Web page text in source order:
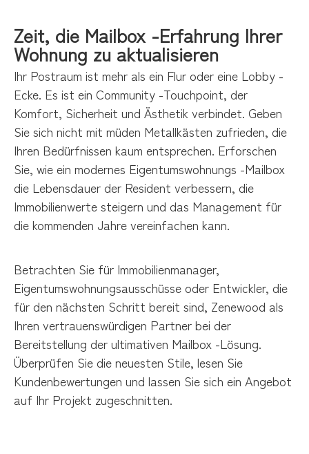
Zeit, die Mailbox -Erfahrung Ihrer
Wohnung zu aktualisieren
Ihr Postraum ist mehr als ein Flur oder eine Lobby -
Ecke. Es ist ein Community -Touchpoint, der
Komfort, Sicherheit und Ästhetik verbindet. Geben
Sie sich nicht mit müden Metallkästen zufrieden, die
Ihren Bedürfnissen kaum entsprechen. Erforschen
Sie, wie ein modernes Eigentumswohnungs -Mailbox
die Lebensdauer der Resident verbessern, die
Immobilienwerte steigern und das Management für
die kommenden Jahre vereinfachen kann.
Betrachten Sie für Immobilienmanager,
Eigentumswohnungsausschüsse oder Entwickler, die
für den nächsten Schritt bereit sind, Zenewood als
Ihren vertrauenswürdigen Partner bei der
Bereitstellung der ultimativen Mailbox -Lösung.
Überprüfen Sie die neuesten Stile, lesen Sie
Kundenbewertungen und lassen Sie sich ein Angebot
auf Ihr Projekt zugeschnitten.